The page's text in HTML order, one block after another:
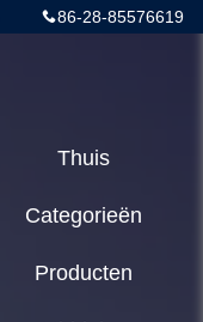
86-28-85576619
Thuis
Categorieën
Producten